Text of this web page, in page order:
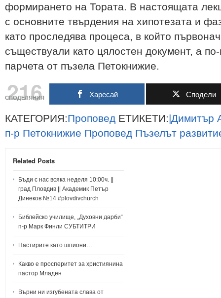
формирането на Тората. В настоящата
с основните твърдения на хипотезата и
като проследява процеса, в който
съществуали като цялостен документ, а
парчета от пъзела Петокнижие.
216
СПОДЕЛЯНИЯ Харесай Сподели
КАТЕГОРИЯ:Проповед ЕТИКЕТИ:|Димитър
п-р Петокнижие Проповед Пъзелът
Related Posts
Бъди с нас всяка неделя 10:00ч. ||
град Пловдив || Академик Петър
Динеков №14 #plovdivchurch
Библейско училище, „Духовни дарби“
п-р Марк Финли СУБТИТРИ
Пастирите като шпиони…
Какво е просперитет за християнина
пастор Младен
Върни ни изгубената слава от